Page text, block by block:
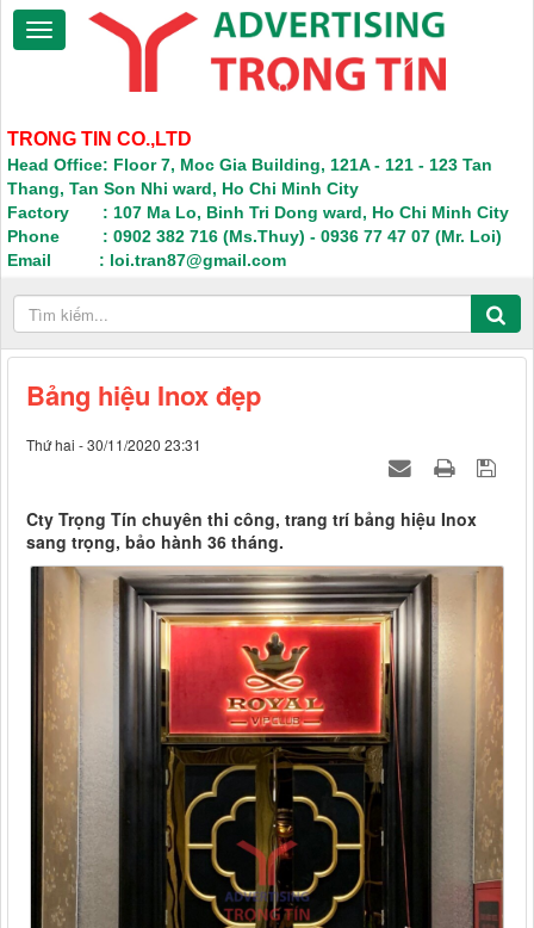
TRONG TIN CO.,LTD
Head Office: Floor 7, Moc Gia Building, 121A - 121 - 123 Tan
Thang, Tan Son Nhi ward, Ho Chi Minh City
Factory : 107 Ma Lo, Binh Tri Dong ward, Ho Chi Minh City
Phone : 0902 382 716 (Ms.Thuy) - 0936 77 47 07 (Mr. Loi)
Email : loi.tran87@gmail.com
Bảng hiệu Inox đẹp
Thứ hai - 30/11/2020 23:31
Cty Trọng Tín chuyên thi công, trang trí bảng hiệu Inox
sang trọng, bảo hành 36 tháng.